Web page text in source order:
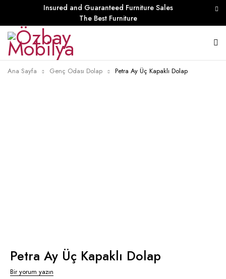
Insured and Guaranteed Furniture Sales
The Best Furniture
Ana Sayfa Genç Odası Dolap Petra Ay Üç Kapaklı Dolap
Petra Ay Üç Kapaklı Dolap
Bir yorum yazın